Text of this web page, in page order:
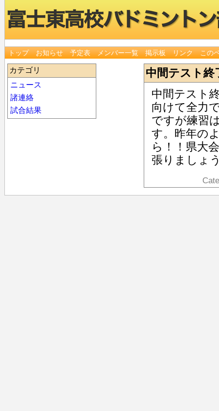
トップ お知らせ 予定表 メンバー一覧 掲示板 リンク この
カテゴリ
ニュース
諸連絡
試合結果
中間テスト終
中間テスト
向けて全力
ですが練習
す。昨年の
ら！！県大
張りましょ